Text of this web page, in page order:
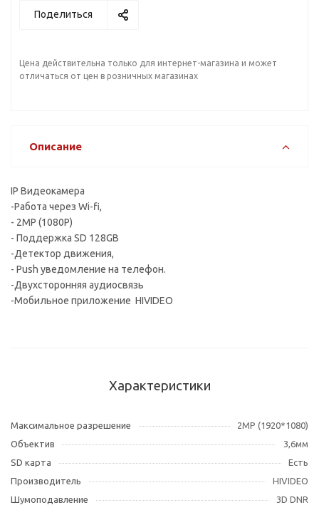
Поделиться
Цена действительна только для интернет-магазина и может
отличаться от цен в розничных магазинах
Описание
IP Видеокамера
-Работа через Wi-fi,
- 2MP (1080P)
- Поддержка SD 128GB
-Детектор движения,
- Push уведомление на телефон.
-Двухсторонняя аудиосвязь
-Мобильное приложение HIVIDEO
Характеристики
Максимальное разрешение
2MP (1920*1080)
Объектив
3,6мм
SD карта
Есть
Производитель
HIVIDEO
Шумоподавление
3D DNR